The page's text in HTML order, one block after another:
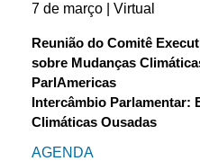
7 de março | Virtual
Reunião do Comitê
sobre Mudanças
ParlAmericas
Intercâmbio Parlamentar:
Climáticas Ousadas
AGENDA